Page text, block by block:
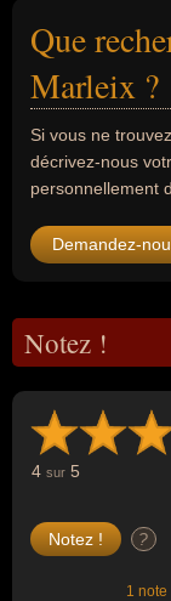
Que
Marleix ?
Si vous ne
décrivez-nous
personnellement
Demandez-
Notez !
4 sur 5
?
1 note